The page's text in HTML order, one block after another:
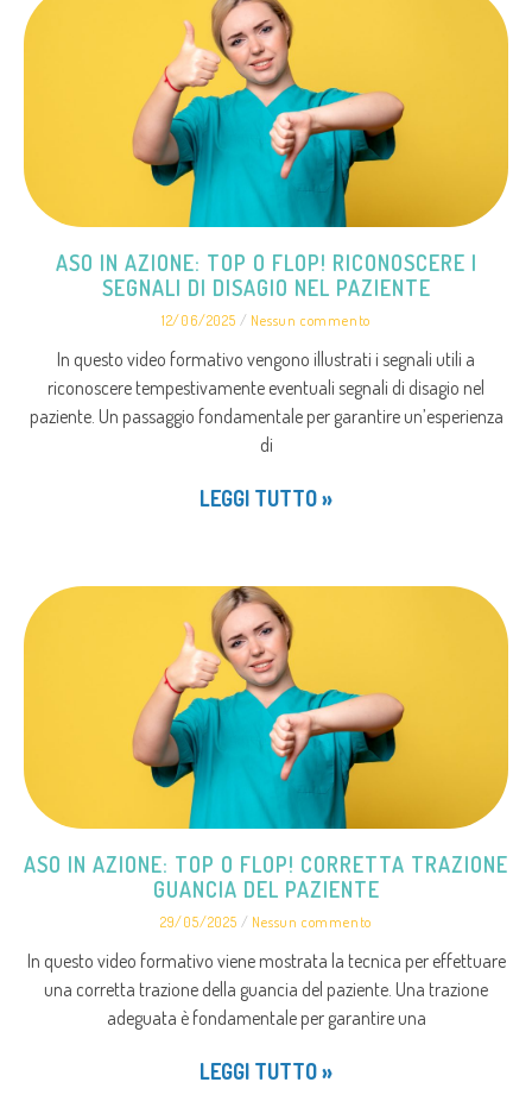
ASO IN AZIONE: TOP O FLOP! RICONOSCERE I
SEGNALI DI DISAGIO NEL PAZIENTE
12/06/2025 Nessun commento
In questo video formativo vengono illustrati i segnali utili a
riconoscere tempestivamente eventuali segnali di disagio nel
paziente. Un passaggio fondamentale per garantire un’esperienza
di
LEGGI TUTTO »
ASO IN AZIONE: TOP O FLOP! CORRETTA TRAZIONE
GUANCIA DEL PAZIENTE
29/05/2025 Nessun commento
In questo video formativo viene mostrata la tecnica per effettuare
una corretta trazione della guancia del paziente. Una trazione
adeguata è fondamentale per garantire una
LEGGI TUTTO »